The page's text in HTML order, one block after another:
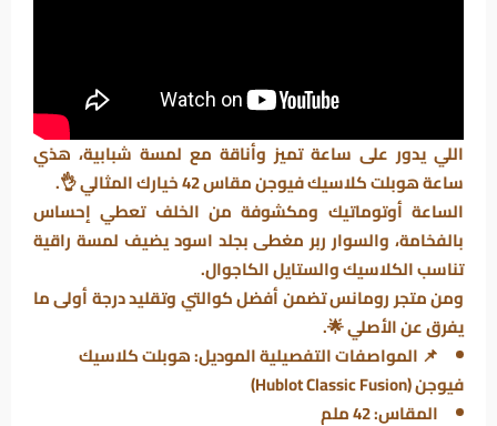
اللي يدور على ساعة تميز وأناقة مع لمسة شبابية، هذي
ساعةهوبلت كلاسيك فيوجنمقاس 42 خيارك المثالي 👌.
الساعة أوتوماتيك ومكشوفة من الخلف تعطي إحساس
بالفخامة، والسوار ربر مغطى بجلد اسود يضيف لمسة راقية
تناسب الكلاسيك والستايل الكاجوال.
ومن متجررومانستضمن أفضل كوالتي وتقليد درجة أولى ما
يفرق عن الأصلي 🌟.
📌 المواصفات التفصيلية الموديل: هوبلت كلاسيك
فيوجن (Hublot Classic Fusion)
المقاس: 42 ملم